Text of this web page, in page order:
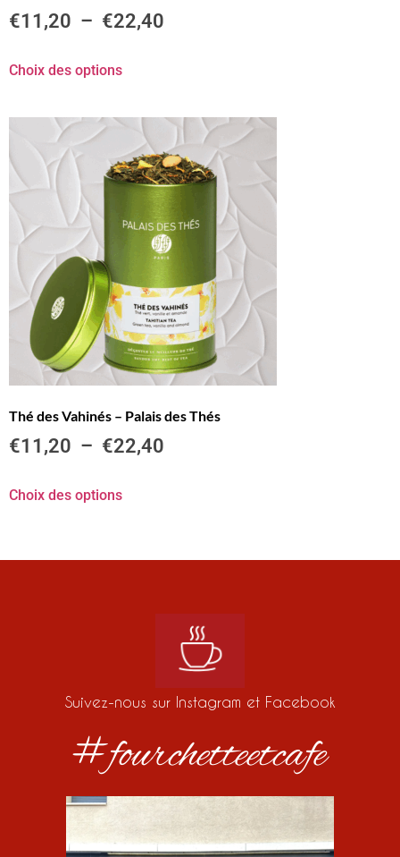
€11,20 – €22,40
Choix des options
Thé des Vahinés – Palais des Thés
€11,20 – €22,40
Choix des options
Suivez-nous sur Instagram et Facebook
#fourchetteetcafe